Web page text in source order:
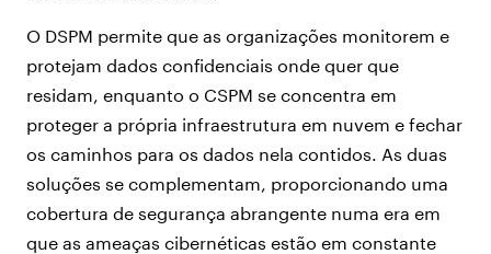
O DSPM permite que as organizações monitorem e
protejam dados confidenciais onde quer que
residam, enquanto o CSPM se concentra em
proteger a própria infraestrutura em nuvem e fechar
os caminhos para os dados nela contidos. As duas
soluções se complementam, proporcionando uma
cobertura de segurança abrangente numa era em
que as ameaças cibernéticas estão em constante